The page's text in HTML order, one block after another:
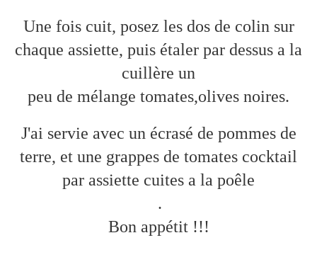
Une fois cuit, posez les dos de colin sur
chaque assiette, puis étaler par dessus a la
cuillère un
peu de mélange tomates,olives noires.
J'ai servie avec un écrasé de pommes de
terre, et une grappes de tomates cocktail
par assiette cuites a la poêle
.
Bon appétit !!!